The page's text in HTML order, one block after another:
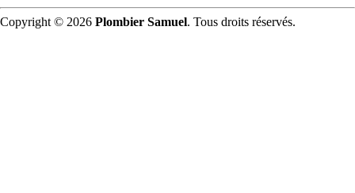
Copyright © 2026 Plombier Samuel. Tous droits réservés.